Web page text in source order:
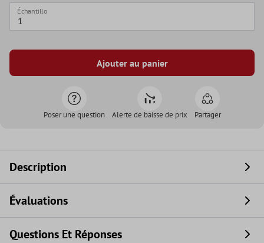
Échantillo
Ajouter au panier
Poser une question Alerte de baisse de prix Partager
Description
Évaluations
Questions Et Réponses